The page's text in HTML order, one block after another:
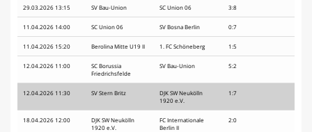
29.03.2026 13:15 SV Bau-Union SC Union 06 3:8
11.04.2026 14:00 SC Union 06 SV Bosna Berlin 0:7
11.04.2026 15:20 Berolina Mitte U19 II 1. FC Schöneberg 1:5
12.04.2026 11:00
SC Borussia
Friedrichsfelde
SV Bau-Union 5:2
12.04.2026 11:30 SV Stern Britz
DJK SW Neukölln
1920 e.V.
1:7
18.04.2026 12:00
DJK SW Neukölln
1920 e.V.
FC Internationale
Berlin II
2:0